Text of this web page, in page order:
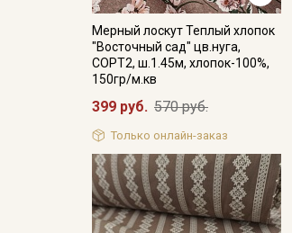
Мерный лоскут Теплый хлопок
"Восточный сад" цв.нуга,
СОРТ2, ш.1.45м, хлопок-100%,
150гр/м.кв
399 руб. 570 руб.
Только онлайн-заказ